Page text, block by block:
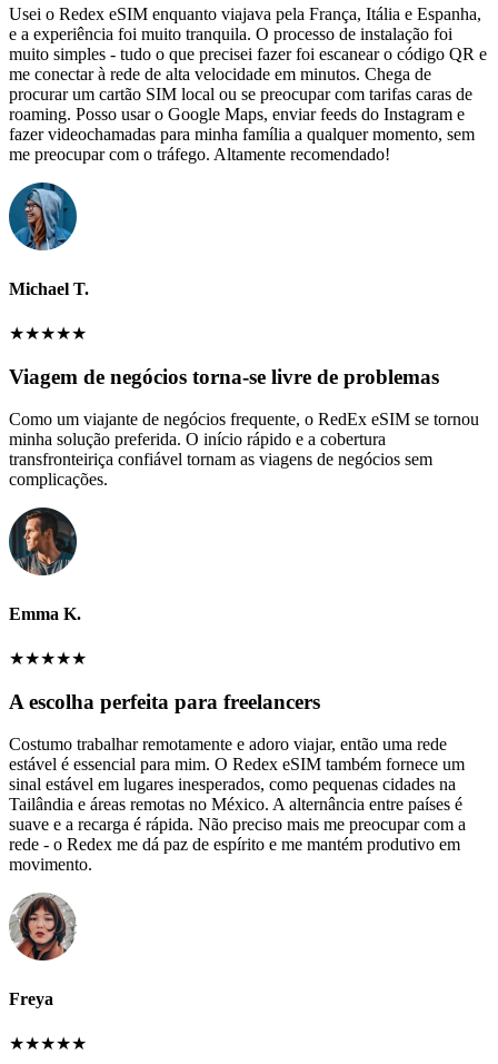
Usei o Redex eSIM enquanto viajava pela França, Itália e Espanha,
e a experiência foi muito tranquila. O processo de instalação foi
muito simples - tudo o que precisei fazer foi escanear o código QR e
me conectar à rede de alta velocidade em minutos. Chega de
procurar um cartão SIM local ou se preocupar com tarifas caras de
roaming. Posso usar o Google Maps, enviar feeds do Instagram e
fazer videochamadas para minha família a qualquer momento, sem
me preocupar com o tráfego. Altamente recomendado!
Michael T.
★★★★★
Viagem de negócios torna-se livre de problemas
Como um viajante de negócios frequente, o RedEx eSIM se tornou
minha solução preferida. O início rápido e a cobertura
transfronteiriça confiável tornam as viagens de negócios sem
complicações.
Emma K.
★★★★★
A escolha perfeita para freelancers
Costumo trabalhar remotamente e adoro viajar, então uma rede
estável é essencial para mim. O Redex eSIM também fornece um
sinal estável em lugares inesperados, como pequenas cidades na
Tailândia e áreas remotas no México. A alternância entre países é
suave e a recarga é rápida. Não preciso mais me preocupar com a
rede - o Redex me dá paz de espírito e me mantém produtivo em
movimento.
Freya
★★★★★